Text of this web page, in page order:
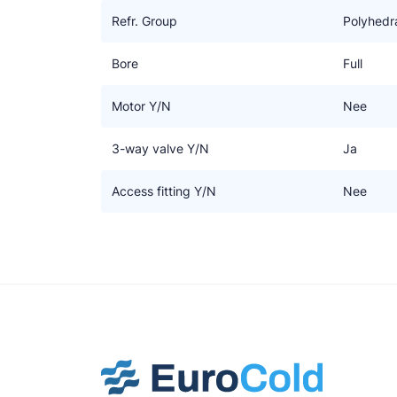
Refr. Group
Bore Full
Motor Y/N Nee
3-way valve Y/N Ja
Access fitting Y/N Nee